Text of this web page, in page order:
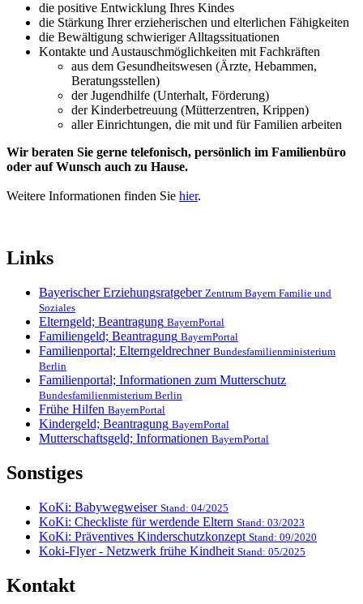
die positive Entwicklung Ihres Kindes
die Stärkung Ihrer erzieherischen und elterlichen Fähigkeiten
die Bewältigung schwieriger Alltagssituationen
Kontakte und Austauschmöglichkeiten mit Fachkräften
aus dem Gesundheitswesen (Ärzte, Hebammen,
Beratungsstellen)
der Jugendhilfe (Unterhalt, Förderung)
der Kinderbetreuung (Mütterzentren, Krippen)
aller Einrichtungen, die mit und für Familien arbeiten
Wir beraten Sie gerne telefonisch, persönlich im Familienbüro
oder auf Wunsch auch zu Hause.
Weitere Informationen finden Sie hier.
Links
Bayerischer Erziehungsratgeber Zentrum Bayern Familie und
Soziales
Elterngeld; Beantragung BayernPortal
Familiengeld; Beantragung BayernPortal
Familienportal; Elterngeldrechner Bundesfamilienministerium
Berlin
Familienportal; Informationen zum Mutterschutz
Bundesfamilienmisterium Berlin
Frühe Hilfen BayernPortal
Kindergeld; Beantragung BayernPortal
Mutterschaftsgeld; Informationen BayernPortal
Sonstiges
KoKi: Babywegweiser Stand: 04/2025
KoKi: Checkliste für werdende Eltern Stand: 03/2023
KoKi: Präventives Kinderschutzkonzept Stand: 09/2020
Koki-Flyer - Netzwerk frühe Kindheit Stand: 05/2025
Kontakt